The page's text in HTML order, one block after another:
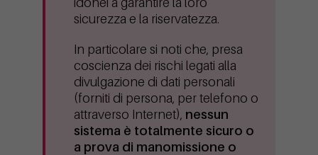
sicurezza e la riservatezza.
In particolare si noti che, presa
coscienza dei rischi legati alla
divulgazione di dati personali
(forniti di persona, per telefono o
attraverso Internet), nessun
sistema è totalmente sicuro o
a prova di manomissione o